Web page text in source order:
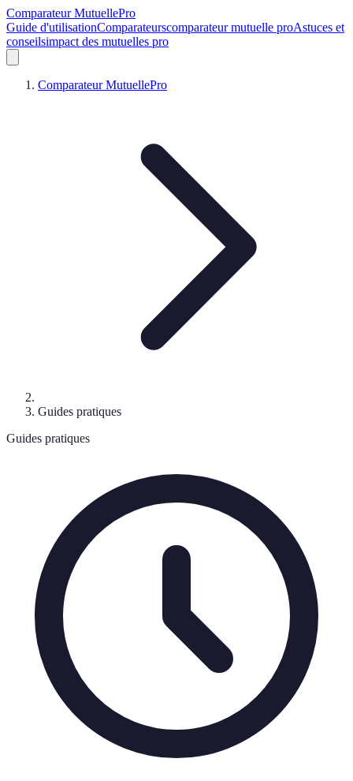
Comparateur MutuellePro
Guide d'utilisationComparateurscomparateur mutuelle proAstuces et
conseilsimpact des mutuelles pro
Comparateur MutuellePro
Guides pratiques
Guides pratiques